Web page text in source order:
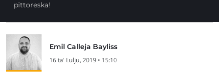
pittoreska!
Emil Calleja Bayliss
16 ta' Lulju, 2019 • 15:10